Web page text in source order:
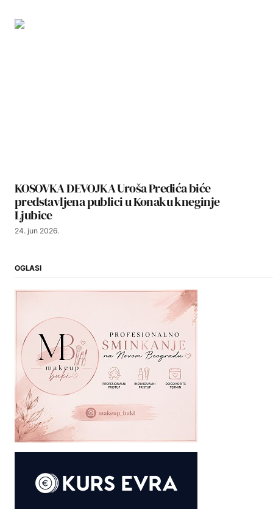
KOSOVKA DEVOJKA Uroša Predića biće
predstavljena publici u Konaku kneginje
Ljubice
24. jun 2026.
OGLASI